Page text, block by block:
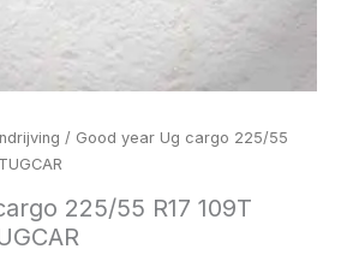
/ Good year Ug cargo 225/55
225/55 R17 109T